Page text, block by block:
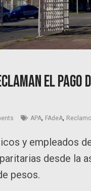
el
APA, FAdeA, Reclamo
y empleados
desde la
pesos.